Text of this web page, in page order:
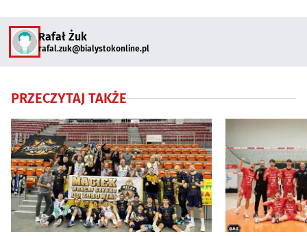
Rafał Żuk
rafal.zuk@bialystokonline.pl
PRZECZYTAJ TAKŻE